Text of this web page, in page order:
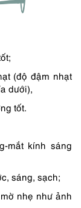
(độ đậm nhạt
dưới),
tốt.
mắt kính sáng
sáng, sạch;
nhẹ như ảnh